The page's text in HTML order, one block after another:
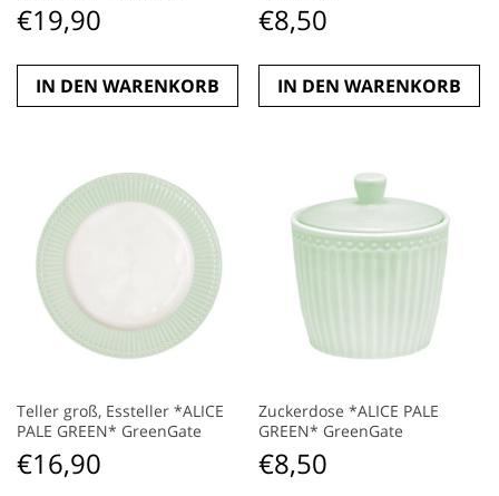
€19,90
IN DEN WARENKORB
€8,50
IN DEN WARENKORB
Teller groß, Essteller *ALICE
PALE GREEN* GreenGate
€16,90
Zuckerdose *ALICE PALE
GREEN* GreenGate
€8,50